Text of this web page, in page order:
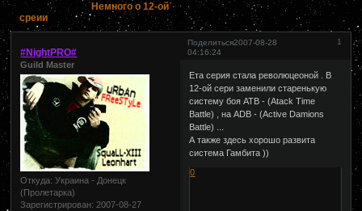
Немного о 12-ой
среии
Поделиться 1
2007-08-28
04:16:24
#NightPRO#
Guild Master
Откуда: Украина - Донецк
(Пролетарка)
Зарегистрирован: 2007-08-27
Ета серия стала революцеоной . В
12-ой сери заменили старенькую
систему боя ATB - (Atack Time
Battle) , на ADB - (Active Dаmions
Battle) ...
А также здесь хорошо развита
система Гамбита ))
0